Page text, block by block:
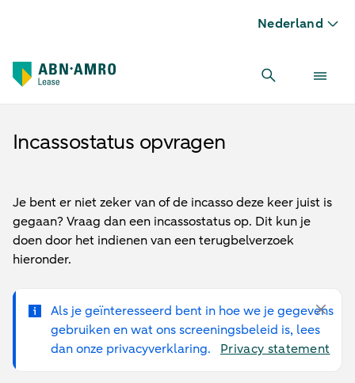
Nederland
Incassostatus opvragen
Je bent er niet zeker van of de incasso deze keer juist is
gegaan? Vraag dan een incassostatus op. Dit kun je
doen door het indienen van een terugbelverzoek
hieronder.
Als je geïnteresseerd bent in hoe we je gegevens
gebruiken en wat ons screeningsbeleid is, lees
dan onze privacyverklaring.
Privacy statement